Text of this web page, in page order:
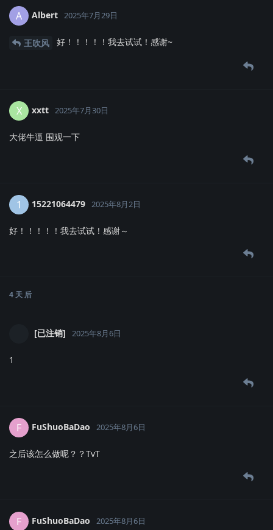
A Albert 2025年7月29日
王吹风 好！！！！！我去试试！感谢~
X xxtt 2025年7月30日
大佬牛逼 围观一下
1 15221064479 2025年8月2日
好！！！！！我去试试！感谢～
4 天 后
[已注销] 2025年8月6日
1
F FuShuoBaDao 2025年8月6日
之后该怎么做呢？？TvT
F FuShuoBaDao 2025年8月6日